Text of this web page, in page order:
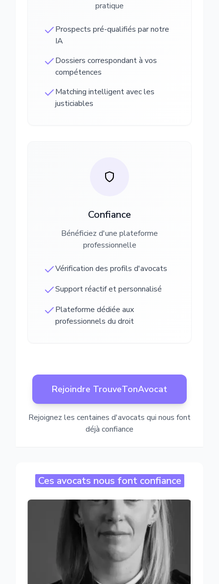
pratique
Prospects pré-qualifiés par notre
IA
Dossiers correspondant à vos
compétences
Matching intelligent avec les
justiciables
Confiance
Bénéficiez d'une plateforme
professionnelle
Vérification des profils d'avocats
Support réactif et personnalisé
Plateforme dédiée aux
professionnels du droit
Rejoindre TrouveTonAvocat
Rejoignez les centaines d'avocats qui nous font
déjà confiance
Ces avocats nous font confiance